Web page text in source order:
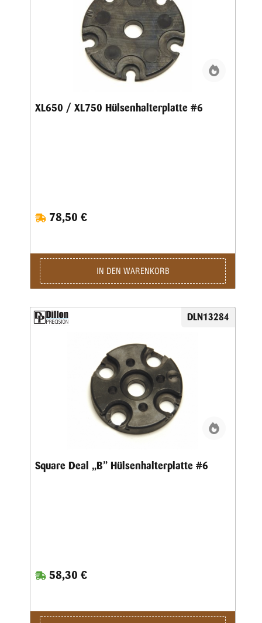
XL650 / XL750 Hülsenhalterplatte #6
78,50 €
IN DEN WARENKORB
DLN13284
Square Deal „B” Hülsenhalterplatte #6
58,30 €